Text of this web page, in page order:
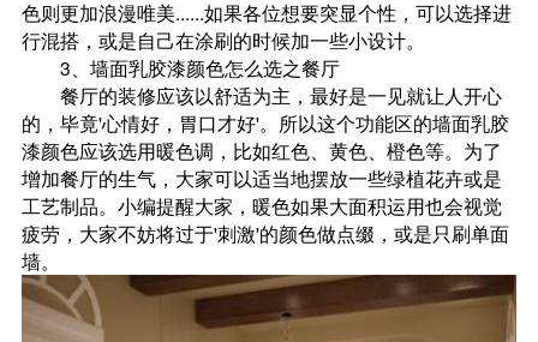
色则更加浪漫唯美......如果各位想要突显个性，可以选择进
行混搭，或是自己在涂刷的时候加一些小设计。
3、墙面乳胶漆颜色怎么选之餐厅
餐厅的装修应该以舒适为主，最好是一见就让人开心
的，毕竟'心情好，胃口才好'。所以这个功能区的墙面乳胶
漆颜色应该选用暖色调，比如红色、黄色、橙色等。为了
增加餐厅的生气，大家可以适当地摆放一些绿植花卉或是
工艺制品。小编提醒大家，暖色如果大面积运用也会视觉
疲劳，大家不妨将过于'刺激'的颜色做点缀，或是只刷单面
墙。